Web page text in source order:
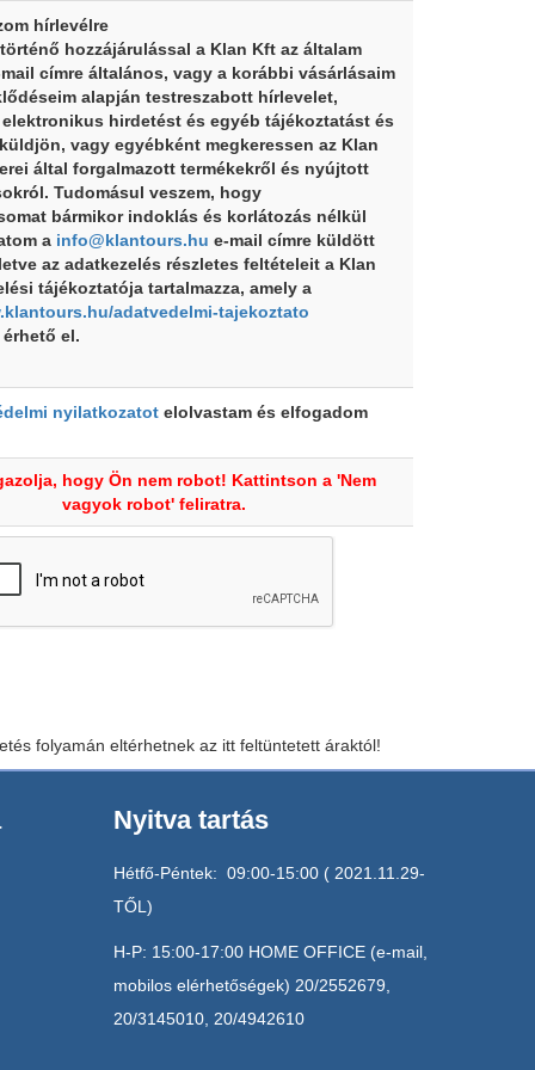
hírlevélre
hozzájárulással a Klan Kft az általam
címre általános, vagy a korábbi vásárlásaim
alapján testreszabott hírlevelet,
hirdetést és egyéb tájékoztatást és
vagy egyébként megkeressen az Klan
által forgalmazott termékekről és nyújtott
Tudomásul veszem, hogy
bármikor indoklás és korlátozás nélkül
a info@klantours.hu e-mail címre küldött
az adatkezelés részletes feltételeit a Klan
tájékoztatója tartalmazza, amely a
adatvedelmi-tajekoztato
el.
nyilatkozatot elolvastam és elfogadom
hogy Ön nem robot! Kattintson a 'Nem
vagyok robot' feliratra.
folyamán eltérhetnek az itt feltüntetett áraktól!
Nyitva tartás
Hétfő-Péntek: 09:00-15:00 ( 2021.11.29-
TŐL)
H-P: 15:00-17:00 HOME OFFICE (e-mail,
mobilos elérhetőségek) 20/2552679,
20/3145010, 20/4942610